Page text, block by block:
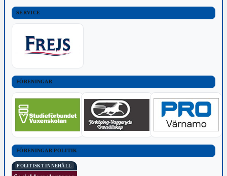
SERVICE
FÖRENINGAR
FÖRENINGAR POLITIK
POLITISKT INNEHÅLL